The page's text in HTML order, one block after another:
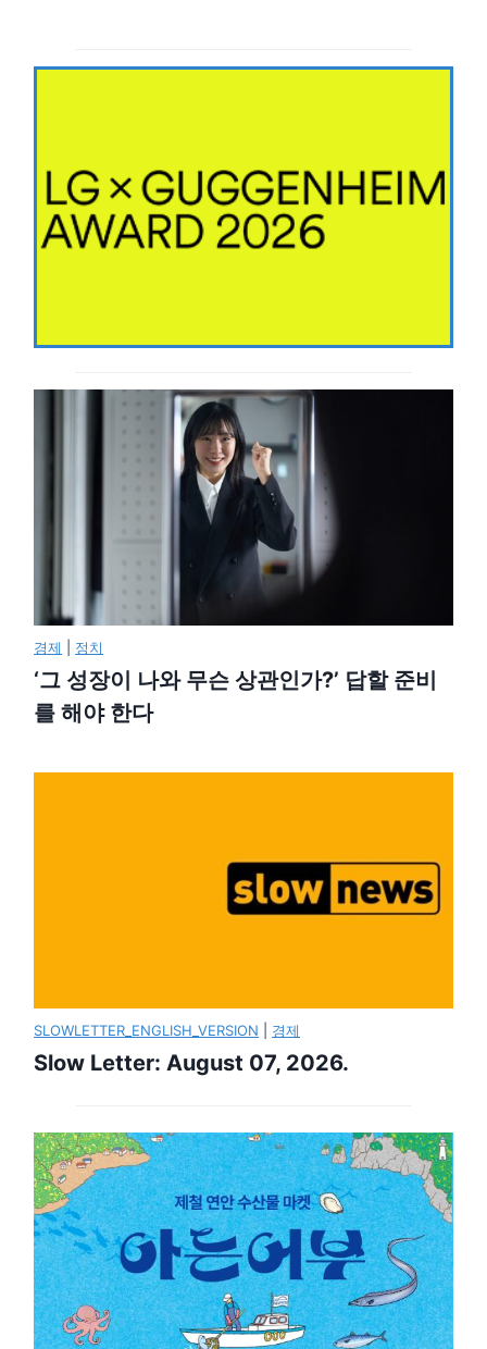
경제 정치
‘그 성장이 나와 무슨 상관인가?’ 답할 준비
를 해야 한다
SLOWLETTER_ENGLISH_VERSION 경제
Slow Letter: August 07, 2026.